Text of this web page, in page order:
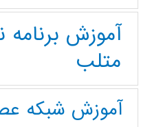
آموزش
متلب
آموزش شبکه